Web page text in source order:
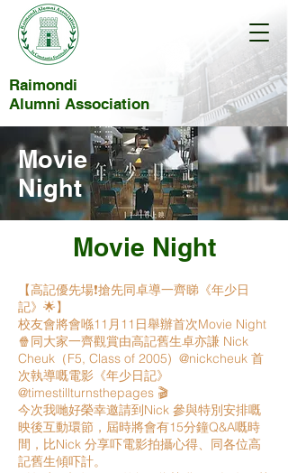
Raimondi
Alumni Association
Movie
Night
Movie Night​
【高記優先場❗️搶先同卓導一齊睇《年少日
記》🌟】
校友會將會喺11月11日舉辦首次Movie Night
🍿同大家一齊觀賞由高記舊生卓亦謙 Nick
Cheuk（F5, Class of 2005) @nickcheuk 首
次執導嘅電影《年少日記》
@timestillturnsthepages 🎬
今次我哋好榮幸邀請到Nick 參與特別安排嘅
映後互動環節，屆時將會有15分鐘Q&A嘅時
間，比Nick 分享吓電影拍攝心得、同各位高
記舊生傾吓計。